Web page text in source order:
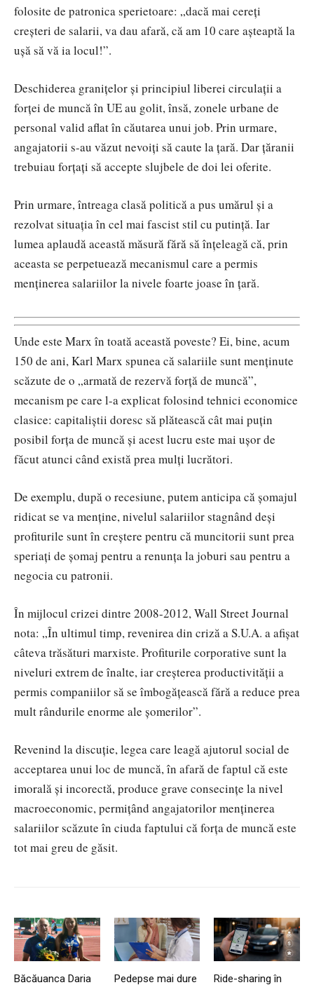
folosite de patronica sperietoare: „dacă mai cereți
creșteri de salarii, va dau afară, că am 10 care așteaptă la
ușă să vă ia locul!”.
Deschiderea granițelor și principiul liberei circulații a
forței de muncă în UE au golit, însă, zonele urbane de
personal valid aflat în căutarea unui job. Prin urmare,
angajatorii s-au văzut nevoiți să caute la țară. Dar țăranii
trebuiau forțați să accepte slujbele de doi lei oferite.
Prin urmare, întreaga clasă politică a pus umărul și a
rezolvat situația în cel mai fascist stil cu putință. Iar
lumea aplaudă această măsură fără să înțeleagă că, prin
aceasta se perpetuează mecanismul care a permis
menținerea salariilor la nivele foarte joase în țară.
Unde este Marx în toată această poveste? Ei, bine, acum
150 de ani, Karl Marx spunea că salariile sunt menținute
scăzute de o „armată de rezervă forță de muncă”,
mecanism pe care l-a explicat folosind tehnici economice
clasice: capitaliștii doresc să plătească cât mai puțin
posibil forța de muncă și acest lucru este mai ușor de
făcut atunci când există prea mulți lucrători.
De exemplu, după o recesiune, putem anticipa că șomajul
ridicat se va menține, nivelul salariilor stagnând deși
profiturile sunt în creștere pentru că muncitorii sunt prea
speriați de șomaj pentru a renunța la joburi sau pentru a
negocia cu patronii.
În mijlocul crizei dintre 2008-2012, Wall Street Journal
nota: „În ultimul timp, revenirea din criză a S.U.A. a afișat
câteva trăsături marxiste. Profiturile corporative sunt la
niveluri extrem de înalte, iar creșterea productivității a
permis companiilor să se îmbogățească fără a reduce prea
mult rândurile enorme ale șomerilor”.
Revenind la discuție, legea care leagă ajutorul social de
acceptarea unui loc de muncă, în afară de faptul că este
imorală și incorectă, produce grave consecințe la nivel
macroeconomic, permițând angajatorilor menținerea
salariilor scăzute în ciuda faptului că forța de muncă este
tot mai greu de găsit.
Băcăuanca Daria Pedepse mai dure Ride-sharing în